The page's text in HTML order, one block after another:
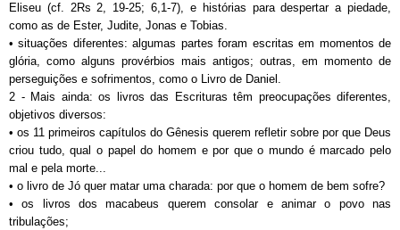
Eliseu (cf. 2Rs 2, 19-25; 6,1-7), e histórias para despertar a piedade,
como as de Ester, Judite, Jonas e Tobias.
• situações diferentes: algumas partes foram escritas em momentos de
glória, como alguns provérbios mais antigos; outras, em momento de
perseguições e sofrimentos, como o Livro de Daniel.
2 - Mais ainda: os livros das Escrituras têm preocupações diferentes,
objetivos diversos:
• os 11 primeiros capítulos do Gênesis querem refletir sobre por que Deus
criou tudo, qual o papel do homem e por que o mundo é marcado pelo
mal e pela morte...
• o livro de Jó quer matar uma charada: por que o homem de bem sofre?
• os livros dos macabeus querem consolar e animar o povo nas
tribulações;